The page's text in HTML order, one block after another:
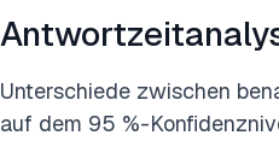
Unterschiede zwischen
auf dem 95 %-